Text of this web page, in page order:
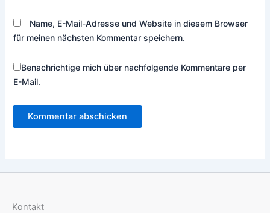
Name, E-Mail-Adresse und Website in diesem Browser
für meinen nächsten Kommentar speichern.
Benachrichtige mich über nachfolgende Kommentare per
E-Mail.
Kontakt